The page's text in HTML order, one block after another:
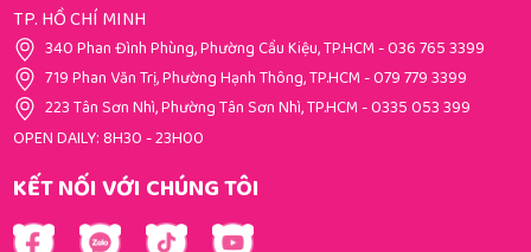
TP. HỒ CHÍ MINH
340 Phan Đình Phùng, Phường Cầu Kiệu, TP.HCM-036 765 3399
719 Phan Văn Trị, Phường Hạnh Thông, TP.HCM-079 779 3399
223 Tân Sơn Nhì, Phường Tân Sơn Nhì, TP.HCM-0335 053 399
OPEN DAILY: 8H30 - 23H00
KẾT NỐI VỚI CHÚNG TÔI